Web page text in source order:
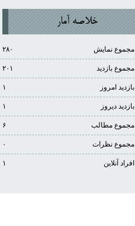
خلاصه آمار
مجموع نمایش‌ ۲۸۰
مجموع بازدید ۲۰۱
بازدید امروز ۱
بازدید دیروز ۱
مجموع مطالب ۶
مجموع نظرات ۰
افراد آنلاین ۱